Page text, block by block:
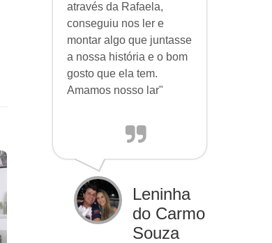
através da Rafaela,
conseguiu nos ler e
montar algo que juntasse
a nossa história e o bom
gosto que ela tem.
Amamos nosso lar"
Leninha
do Carmo
Souza